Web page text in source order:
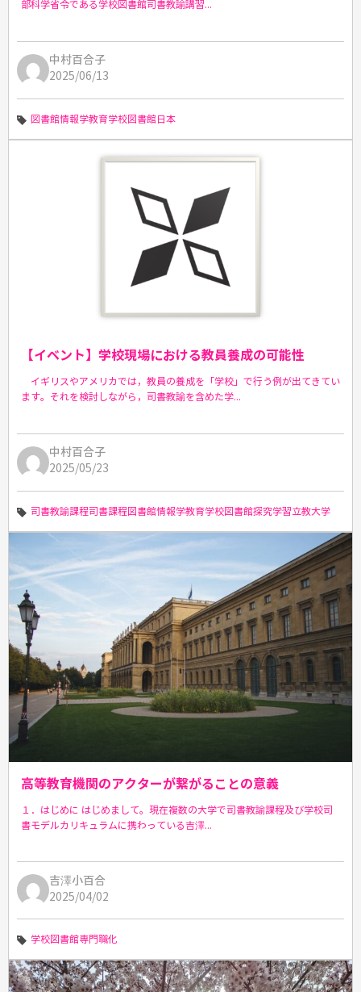
部科学省令である学校図書館司書教諭講習...
中村百合子
2025/06/13
図書館情報学教育学校図書館日本
【イベント】学校現場における教員養成の可能性
イギリスやアメリカでは，教員の養成を「学校」で行う例が出てきてい
ます。それを検討しながら，司書教諭を含めた学...
中村百合子
2025/05/23
司書教諭課程司書課程図書館情報学教育学校図書館探究学習立教大学
高等教育機関のアクターが繋がることの意義
１．はじめに はじめまして。現在複数の大学で司書教諭課程及び学校司
書モデルカリキュラムに携わっている吉澤...
吉澤小百合
2025/04/02
学校図書館専門職化